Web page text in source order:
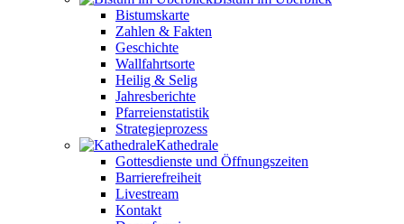
Bistumskarte
Zahlen & Fakten
Geschichte
Wallfahrtsorte
Heilig & Selig
Jahresberichte
Pfarreienstatistik
Strategieprozess
Kathedrale
Gottesdienste und Öffnungszeiten
Barrierefreiheit
Livestream
Kontakt